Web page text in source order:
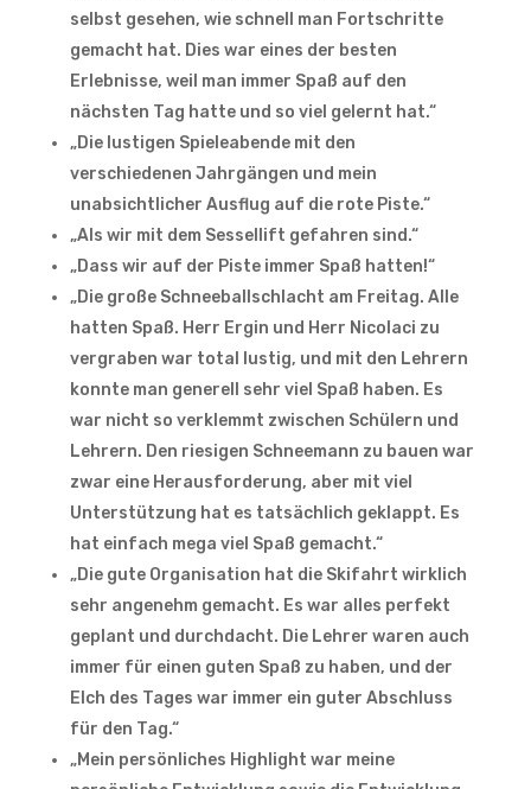
selbst gesehen, wie schnell man Fortschritte
gemacht hat. Dies war eines der besten
Erlebnisse, weil man immer Spaß auf den
nächsten Tag hatte und so viel gelernt hat.“
„Die lustigen Spieleabende mit den
verschiedenen Jahrgängen und mein
unabsichtlicher Ausflug auf die rote Piste.“
„Als wir mit dem Sessellift gefahren sind.“
„Dass wir auf der Piste immer Spaß hatten!“
„Die große Schneeballschlacht am Freitag. Alle
hatten Spaß. Herr Ergin und Herr Nicolaci zu
vergraben war total lustig, und mit den Lehrern
konnte man generell sehr viel Spaß haben. Es
war nicht so verklemmt zwischen Schülern und
Lehrern. Den riesigen Schneemann zu bauen war
zwar eine Herausforderung, aber mit viel
Unterstützung hat es tatsächlich geklappt. Es
hat einfach mega viel Spaß gemacht.“
„Die gute Organisation hat die Skifahrt wirklich
sehr angenehm gemacht. Es war alles perfekt
geplant und durchdacht. Die Lehrer waren auch
immer für einen guten Spaß zu haben, und der
Elch des Tages war immer ein guter Abschluss
für den Tag.“
„Mein persönliches Highlight war meine